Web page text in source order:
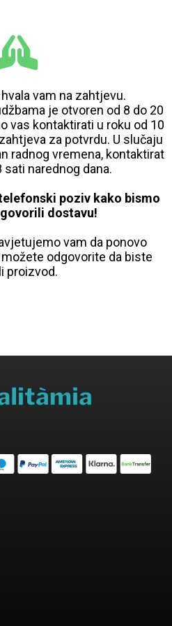
vam na zahtjevu.
je otvoren od 8 do 20
vas kontaktirati u roku od 10
za potvrdu. U slučaju
radnog vremena, kontaktirat
sati narednog dana.
poziv kako bismo
dostavu!
vam da ponovo
odgovorite da biste
proizvod.